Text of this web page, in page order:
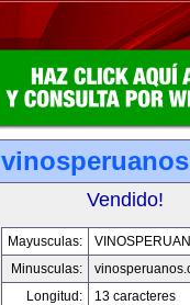
Vendido!
Mayusculas:
Minusculas:
Longitud:
13 caracteres